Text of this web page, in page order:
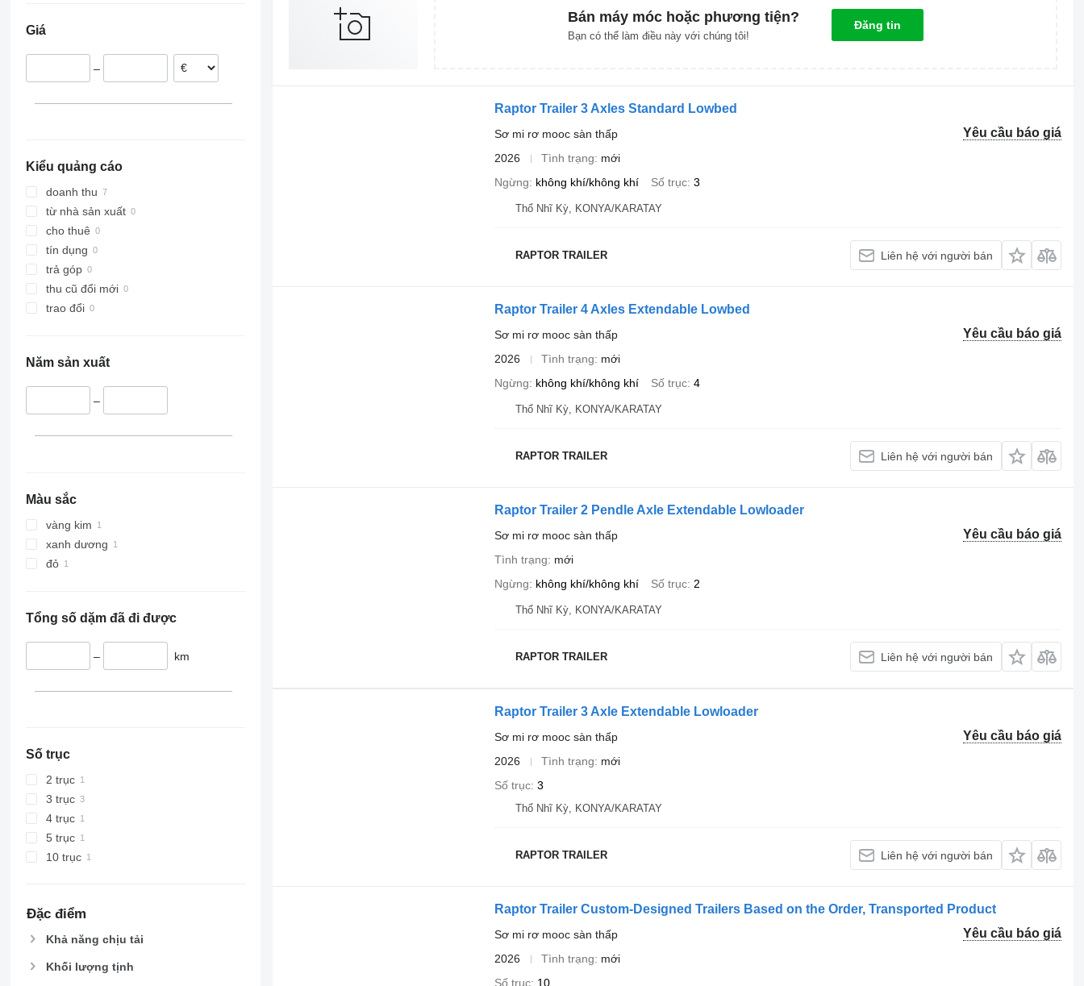
Giá
–
Kiểu quảng cáo
doanh thu
từ nhà sản xuất
cho thuê
tín dụng
trả góp
thu cũ đổi mới
trao đổi
Năm sản xuất
–
Màu sắc
vàng kim
xanh dương
đỏ
Tổng số dặm đã đi được
– km
Số trục
2 trục
3 trục
4 trục
5 trục
10 trục
Đặc điểm
Khả năng chịu tải
Khối lượng tịnh
Bán máy móc hoặc phương tiện?
Bạn có thể làm điều này với chúng tôi!
Đăng tin
Raptor Trailer 3 Axles Standard Lowbed
Yêu cầu báo giá
Sơ mi rơ mooc sàn thấp
2026
Tình trạng
mới
Ngừng
không khí/không khí Số trục 3
Thổ Nhĩ Kỳ, KONYA/KARATAY
RAPTOR TRAILER Liên hệ với người bán
Raptor Trailer 4 Axles Extendable Lowbed
Yêu cầu báo giá
Sơ mi rơ mooc sàn thấp
2026
Tình trạng
mới
Ngừng
không khí/không khí Số trục 4
Thổ Nhĩ Kỳ, KONYA/KARATAY
RAPTOR TRAILER Liên hệ với người bán
Raptor Trailer 2 Pendle Axle Extendable Lowloader
Yêu cầu báo giá
Sơ mi rơ mooc sàn thấp
Tình trạng
mới
Ngừng
không khí/không khí Số trục 2
Thổ Nhĩ Kỳ, KONYA/KARATAY
RAPTOR TRAILER Liên hệ với người bán
Raptor Trailer 3 Axle Extendable Lowloader
Yêu cầu báo giá
Sơ mi rơ mooc sàn thấp
2026
Tình trạng
mới
Số trục 3
Thổ Nhĩ Kỳ, KONYA/KARATAY
RAPTOR TRAILER Liên hệ với người bán
Raptor Trailer Custom-Designed Trailers Based on the Order, Transported Product
Yêu cầu báo giá
Sơ mi rơ mooc sàn thấp
2026
Tình trạng
mới
Số trục 10